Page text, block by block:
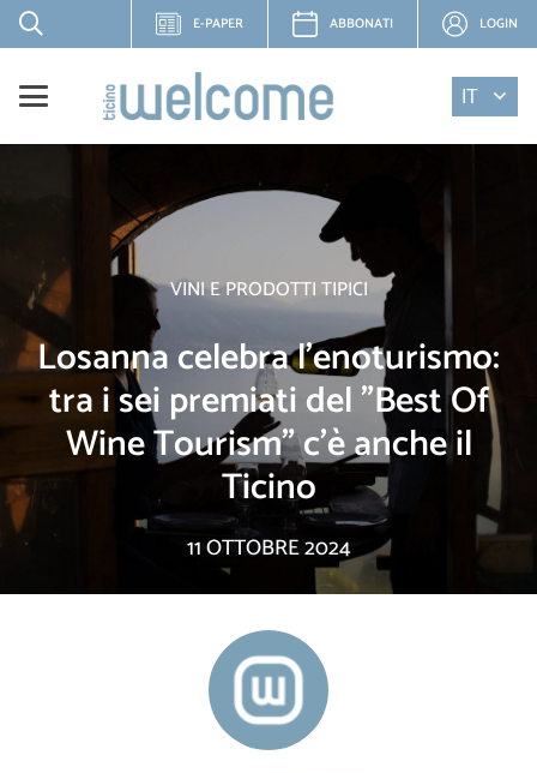
E-PAPER ABBONATI LOGIN
IT
VINI E PRODOTTI TIPICI
Losanna celebra l'enoturismo:
tra i sei premiati del "Best Of
Wine Tourism" c'è anche il
Ticino
11 OTTOBRE 2024